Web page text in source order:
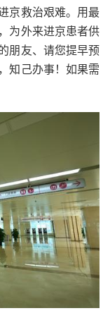
京救治艰难。用最
为外来进京患者供
朋友、请您提早预
知己办事！如果需